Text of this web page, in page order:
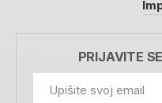
PRIJAVITE